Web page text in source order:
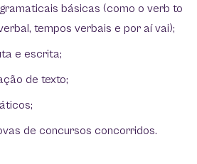
básicas (como o verb to
tempos verbais e por aí vai);
e escrita;
de texto;
de concursos concorridos.